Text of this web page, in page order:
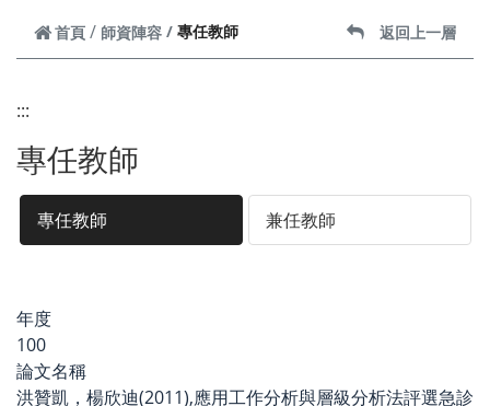
首頁 師資陣容 專任教師 返回上一層
:::
專任教師
專任教師 兼任教師
年度
100
論文名稱
洪贊凱，楊欣迪(2011),應用工作分析與層級分析法評選急診